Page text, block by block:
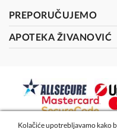
PREPORUČUJEMO
APOTEKA ŽIVANOVIĆ
Kolačiće upotrebljavamo kako